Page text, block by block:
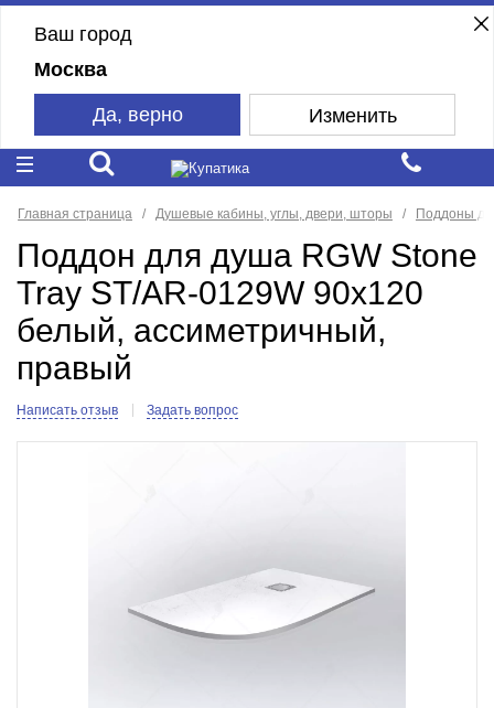
Ваш город
Москва
Да, верно Изменить
Главная страница Душевые кабины, углы, двери, шторы Поддоны
Поддон для душа RGW Stone
Tray ST/AR-0129W 90x120
белый, ассиметричный,
правый
Написать отзыв Задать вопрос